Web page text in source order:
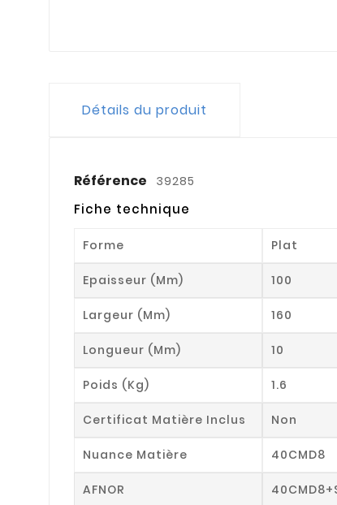
Détails du produit
Référence 39285
Fiche technique
Forme Plat
Epaisseur (mm) 100
Largeur (mm) 160
Longueur (mm) 10
Poids (kg) 1.6
Certificat Matière Inclus Non
Nuance Matière 40CMD8
AFNOR